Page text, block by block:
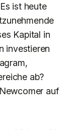
ist heute
Kapital in
investieren
ab?
auf